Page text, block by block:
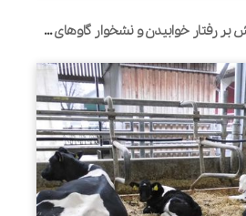
تراکم جایگاه پیرامون زایش بر رفتار خوابیدن و نشخوار گاوهای هلشتاین و عملکرد هفته اول گوساله تأثیر می گذارد